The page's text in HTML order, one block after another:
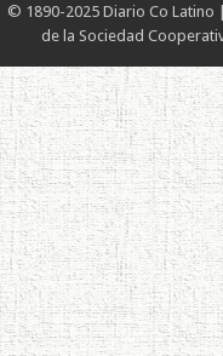
© 1890-2025 Diario Co Latino
de la Sociedad